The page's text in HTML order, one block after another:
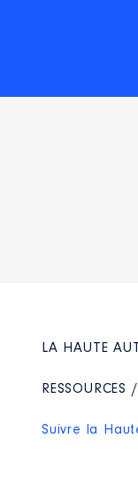
LA HAUTE
RESSOURCES
Suivre la